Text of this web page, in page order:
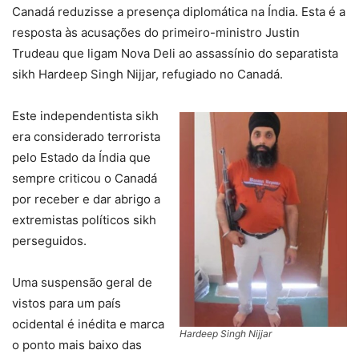
Canadá reduzisse a presença diplomática na Índia. Esta é a
resposta às acusações do primeiro-ministro Justin
Trudeau que ligam Nova Deli ao assassínio do separatista
sikh Hardeep Singh Nijjar, refugiado no Canadá.
Hardeep Singh Nijjar
Este independentista sikh
era considerado terrorista
pelo Estado da Índia que
sempre criticou o Canadá
por receber e dar abrigo a
extremistas políticos sikh
perseguidos.
Uma suspensão geral de
vistos para um país
ocidental é inédita e marca
o ponto mais baixo das